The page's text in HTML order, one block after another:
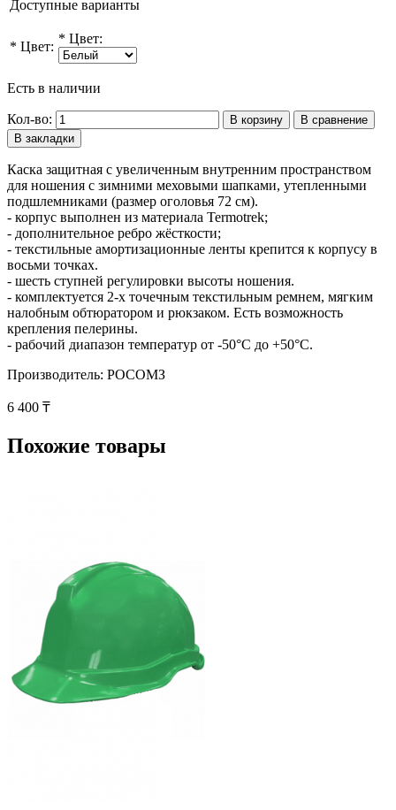
Доступные варианты
* Цвет:
* Цвет:
Есть в наличии
Кол-во: В корзину
В сравнение
В закладки
Каска защитная с увеличенным внутренним пространством
для ношения с зимними меховыми шапками, утепленными
подшлемниками (размер оголовья 72 см).
- корпус выполнен из материала Termotrek;
- дополнительное ребро жёсткости;
- текстильные амортизационные ленты крепится к корпусу в
восьми точках.
- шесть ступней регулировки высоты ношения.
- комплектуется 2-х точечным текстильным ремнем, мягким
налобным обтюратором и рюкзаком. Есть возможность
крепления пелерины.
- рабочий диапазон температур от -50°С до +50°С.
Производитель: РОСОМЗ
6 400 ₸
Похожие товары